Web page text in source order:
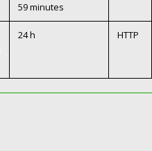
59 minutes
24 h HTTP